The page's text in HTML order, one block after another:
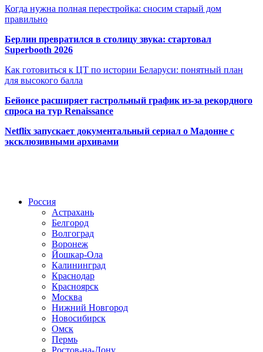
Когда нужна полная перестройка: сносим старый дом
правильно
Берлин превратился в столицу звука: стартовал
Superbooth 2026
Как готовиться к ЦТ по истории Беларуси: понятный план
для высокого балла
Бейонсе расширяет гастрольный график из-за рекордного
спроса на тур Renaissance
Netflix запускает документальный сериал о Мадонне с
эксклюзивными архивами
Россия
Астрахань
Белгород
Волгоград
Воронеж
Йошкар-Ола
Калининград
Краснодар
Красноярск
Москва
Нижний Новгород
Новосибирск
Омск
Пермь
Ростов-на-Дону